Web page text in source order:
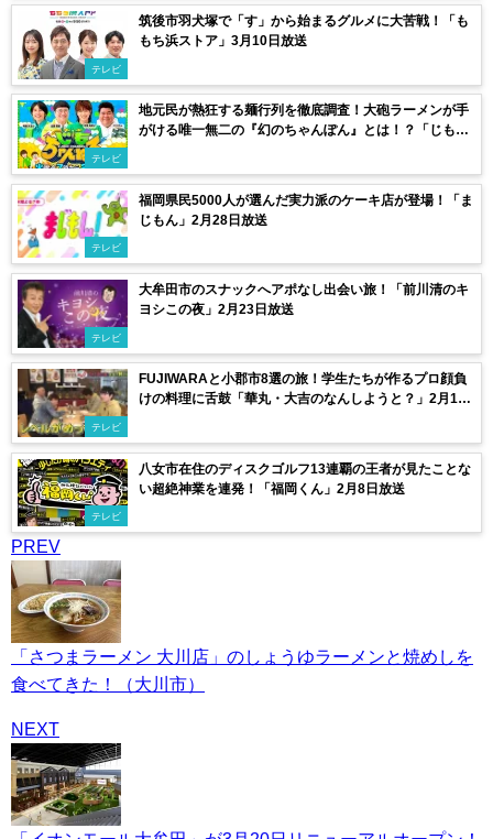
テレビ
筑後市羽犬塚で「す」から始まるグルメに大苦戦！「も
もち浜ストア」3月10日放送
テレビ
地元民が熱狂する麺行列を徹底調査！大砲ラーメンが手
がける唯一無二の『幻のちゃんぽん』とは！？「じもち
テレビ
福岡県民5000人が選んだ実力派のケーキ店が登場！「ま
じもん」2月28日放送
テレビ
大牟田市のスナックへアポなし出会い旅！「前川清のキ
ヨシこの夜」2月23日放送
テレビ
FUJIWARAと小郡市8選の旅！学生たちが作るプロ顔負
けの料理に舌鼓「華丸・大吉のなんしようと？」2月13
テレビ
八女市在住のディスクゴルフ13連覇の王者が見たことな
い超絶神業を連発！「福岡くん」2月8日放送
PREV
「さつまラーメン 大川店」のしょうゆラーメンと焼めしを
食べてきた！（大川市）
NEXT